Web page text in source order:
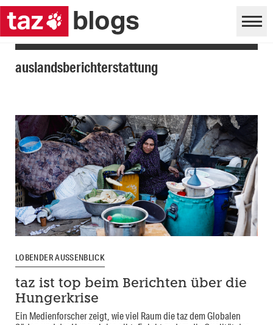
auslandsberichterstattung
LOBENDER AUSSENBLICK
taz ist top beim Berichten über die
Hungerkrise
Ein Medienforscher zeigt, wie viel Raum die taz dem Globalen